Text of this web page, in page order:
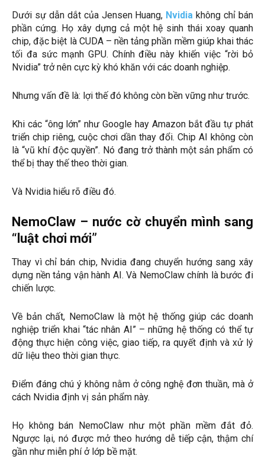
Dưới sự dẫn dắt của Jensen Huang, Nvidia không chỉ bán
phần cứng. Họ xây dựng cả một hệ sinh thái xoay quanh
chip, đặc biệt là CUDA – nền tảng phần mềm giúp khai thác
tối đa sức mạnh GPU. Chính điều này khiến việc “rời bỏ
Nvidia” trở nên cực kỳ khó khăn với các doanh nghiệp.
Nhưng vấn đề là: lợi thế đó không còn bền vững như trước.
Khi các “ông lớn” như Google hay Amazon bắt đầu tự phát
triển chip riêng, cuộc chơi dần thay đổi. Chip AI không còn
là “vũ khí độc quyền”. Nó đang trở thành một sản phẩm có
thể bị thay thế theo thời gian.
Và Nvidia hiểu rõ điều đó.
NemoClaw – nước cờ chuyển mình sang
“luật chơi mới”
Thay vì chỉ bán chip, Nvidia đang chuyển hướng sang xây
dựng nền tảng vận hành AI. Và NemoClaw chính là bước đi
chiến lược.
Về bản chất, NemoClaw là một hệ thống giúp các doanh
nghiệp triển khai “tác nhân AI” – những hệ thống có thể tự
động thực hiện công việc, giao tiếp, ra quyết định và xử lý
dữ liệu theo thời gian thực.
Điểm đáng chú ý không nằm ở công nghệ đơn thuần, mà ở
cách Nvidia định vị sản phẩm này.
Họ không bán NemoClaw như một phần mềm đắt đỏ.
Ngược lại, nó được mở theo hướng dễ tiếp cận, thậm chí
gần như miễn phí ở lớp bề mặt.